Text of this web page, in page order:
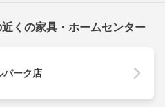
くの家具・ホームセンター
パーク店